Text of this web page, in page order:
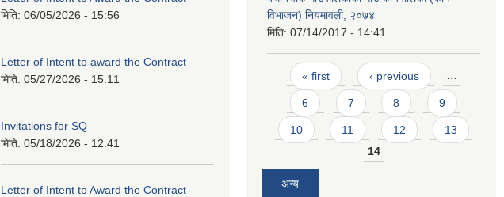
मिति: 06/05/2026 - 15:56
Letter of Intent to award the Contract
मिति: 05/27/2026 - 15:11
Invitations for SQ
मिति: 05/18/2026 - 12:41
Letter of Intent to Award the Contract
विभाजन) नियमावली, २०७४
मिति: 07/14/2017 - 14:41
Pages
« first ‹ previous …
6 7 8 9
10 11 12
13
14
अन्य